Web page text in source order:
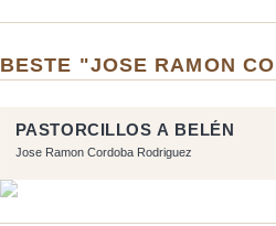
BESTE "JOSE RAMON
PASTORCILLOS A BELÉN
Jose Ramon Cordoba Rodriguez